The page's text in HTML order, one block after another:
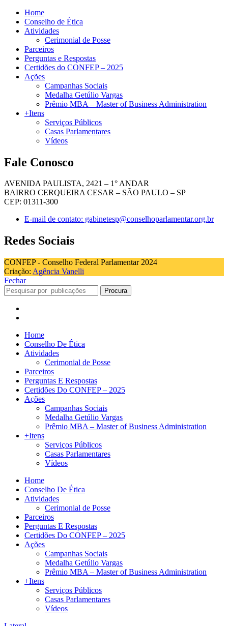
Home
Conselho de Ética
Atividades
Cerimonial de Posse
Parceiros
Perguntas e Respostas
Certidões do CONFEP – 2025
Ações
Campanhas Sociais
Medalha Getúlio Vargas
Prêmio MBA – Master of Business Administration
+Itens
Serviços Públicos
Casas Parlamentares
Vídeos
Fale Conosco
AVENIDA PAULISTA, 2421 – 1° ANDAR
BAIRRO CERQUEIRA CESAR – SÃO PAULO – SP
CEP: 01311-300
E-mail de contato: gabinetesp@conselhoparlamentar.org.br
Redes Sociais
CONFEP - Conselho Federal Parlamentar 2024
Criação: Agência Vanelli
Fechar
Procura
Home
Conselho De Ética
Atividades
Cerimonial de Posse
Parceiros
Perguntas E Respostas
Certidões Do CONFEP – 2025
Ações
Campanhas Sociais
Medalha Getúlio Vargas
Prêmio MBA – Master of Business Administration
+Itens
Serviços Públicos
Casas Parlamentares
Vídeos
Home
Conselho De Ética
Atividades
Cerimonial de Posse
Parceiros
Perguntas E Respostas
Certidões Do CONFEP – 2025
Ações
Campanhas Sociais
Medalha Getúlio Vargas
Prêmio MBA – Master of Business Administration
+Itens
Serviços Públicos
Casas Parlamentares
Vídeos